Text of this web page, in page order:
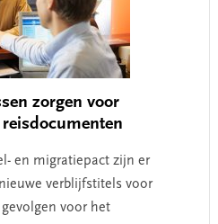
zorgen voor
en migratiepact zijn er
verblijfstitels voor
voor het